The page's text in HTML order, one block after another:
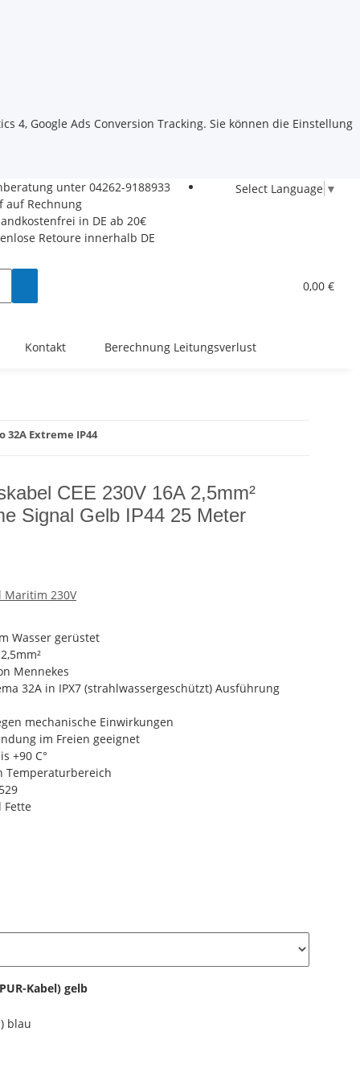
4, Google Ads Conversion Tracking. Sie können die Einstellung
unter 04262-9188933
auf Rechnung
in DE ab 20€
Retoure innerhalb DE
Select Language ▼
0,00 €
Kontakt Berechnung Leitungsverlust
32A Extreme IP44
CEE 230V 16A 2,5mm²
Signal Gelb IP44 25 Meter
Maritim 230V
Wasser gerüstet
Mennekes
32A in IPX7 (strahlwassergeschützt) Ausführung
mechanische Einwirkungen
im Freien geeignet
+90 C°
Temperaturbereich
Fette
Kabel) gelb